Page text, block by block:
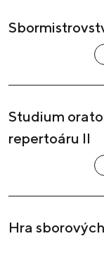
Studium
repertoáru II
Hra